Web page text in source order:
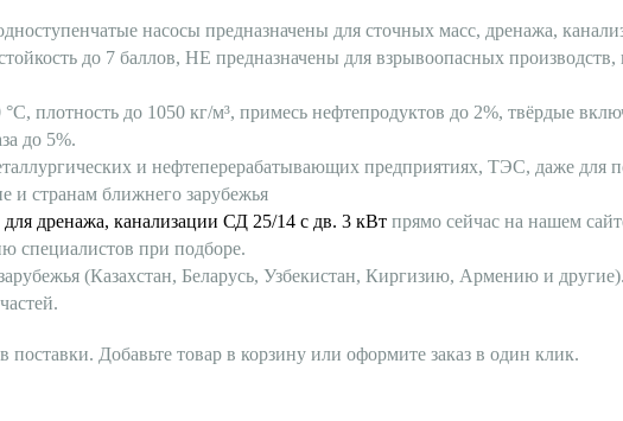
насосы предназначены для сточных масс, дренажа,
до 7 баллов, НЕ предназначены для взрывоопасных
плотность до 1050 кг/м³, примесь нефтепродуктов до 2%, твёрдые
до 5%.
и нефтеперерабатывающих предприятиях, ТЭС, даже для
и странам ближнего зарубежья
дренажа, канализации СД 25/14 с дв. 3 кВт прямо сейчас на нашем
специалистов при подборе.
(Казахстан, Беларусь, Узбекистан, Киргизию, Армению и
Добавьте товар в корзину или оформите заказ в один клик.